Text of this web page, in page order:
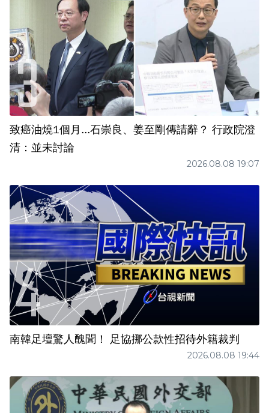
致癌油燒1個月...石崇良、姜至剛傳請辭？ 行政院澄
清：並未討論
2026.08.08 19:07
南韓足壇驚人醜聞！ 足協挪公款性招待外籍裁判
2026.08.08 19:44